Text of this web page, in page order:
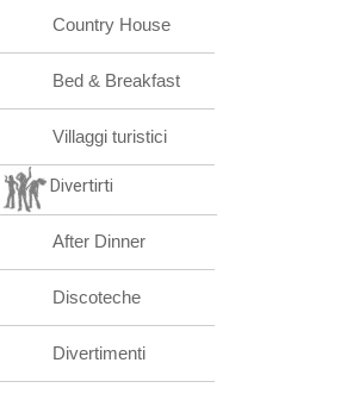
Country House
Bed & Breakfast
Villaggi turistici
Divertirti
After Dinner
Discoteche
Divertimenti